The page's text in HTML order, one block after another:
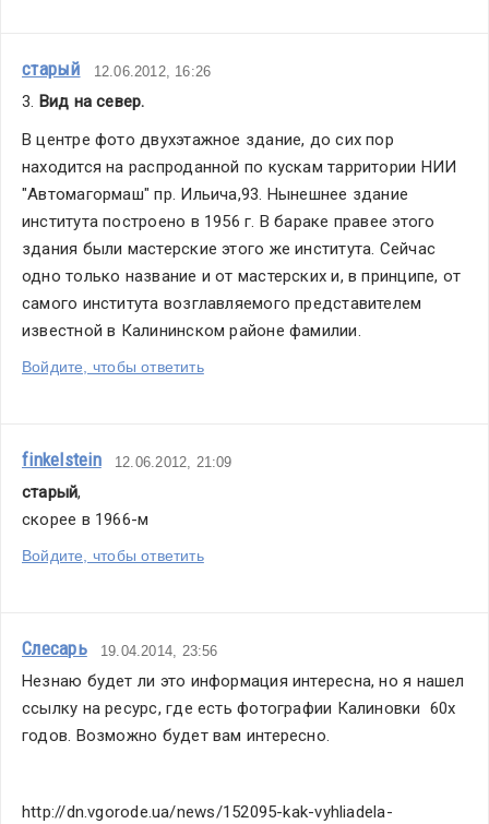
старый 12.06.2012, 16:26
3. Вид на север.
В центре фото двухэтажное здание, до сих пор
находится на распроданной по кускам тарритории НИИ
"Автомагормаш" пр. Ильича,93. Нынешнее здание
института построено в 1956 г. В бараке правее этого
здания были мастерские этого же института. Сейчас
одно только название и от мастерских и, в принципе, от
самого института возглавляемого представителем
известной в Калининском районе фамилии.
Войдите, чтобы ответить
finkelstein 12.06.2012, 21:09
старый,
скорее в 1966-м
Войдите, чтобы ответить
Слесарь 19.04.2014, 23:56
Незнаю будет ли это информация интересна, но я нашел
ссылку на ресурс, где есть фотографии Калиновки  60х
годов. Возможно будет вам интересно.
http://dn.vgorode.ua/news/152095-kak-vyhliadela-